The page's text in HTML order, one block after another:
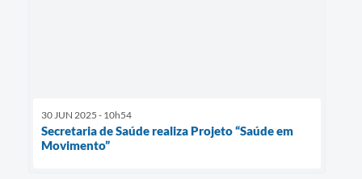
30 JUN 2025 - 10h54
Secretaria de Saúde realiza Projeto “Saúde em
Movimento”